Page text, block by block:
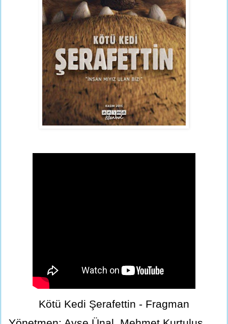
Kötü Kedi Şerafettin - Fragman